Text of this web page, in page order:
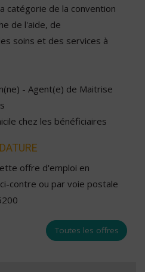
catégorie de la convention
de l'aide, de
soins et des services à
- Agent(e) de Maitrise
chez les bénéficiaires
offre d'emploi en
contre ou par voie postale
Toutes les offres